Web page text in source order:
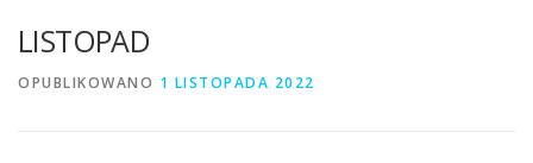
LISTOPAD
OPUBLIKOWANO 1 LISTOPADA 2022